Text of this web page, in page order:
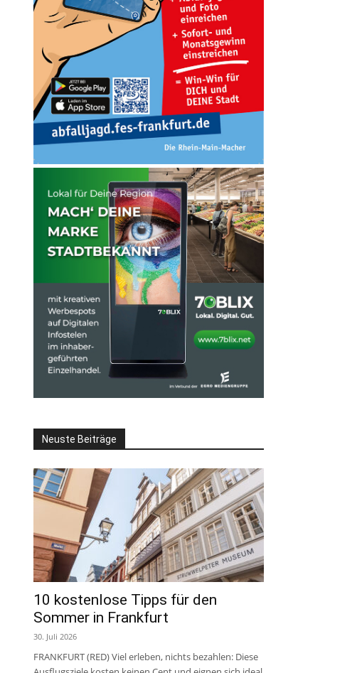
Neuste Beiträge
10 kostenlose Tipps für den
Sommer in Frankfurt
30. Juli 2026
FRANKFURT (RED) Viel erleben, nichts bezahlen: Diese